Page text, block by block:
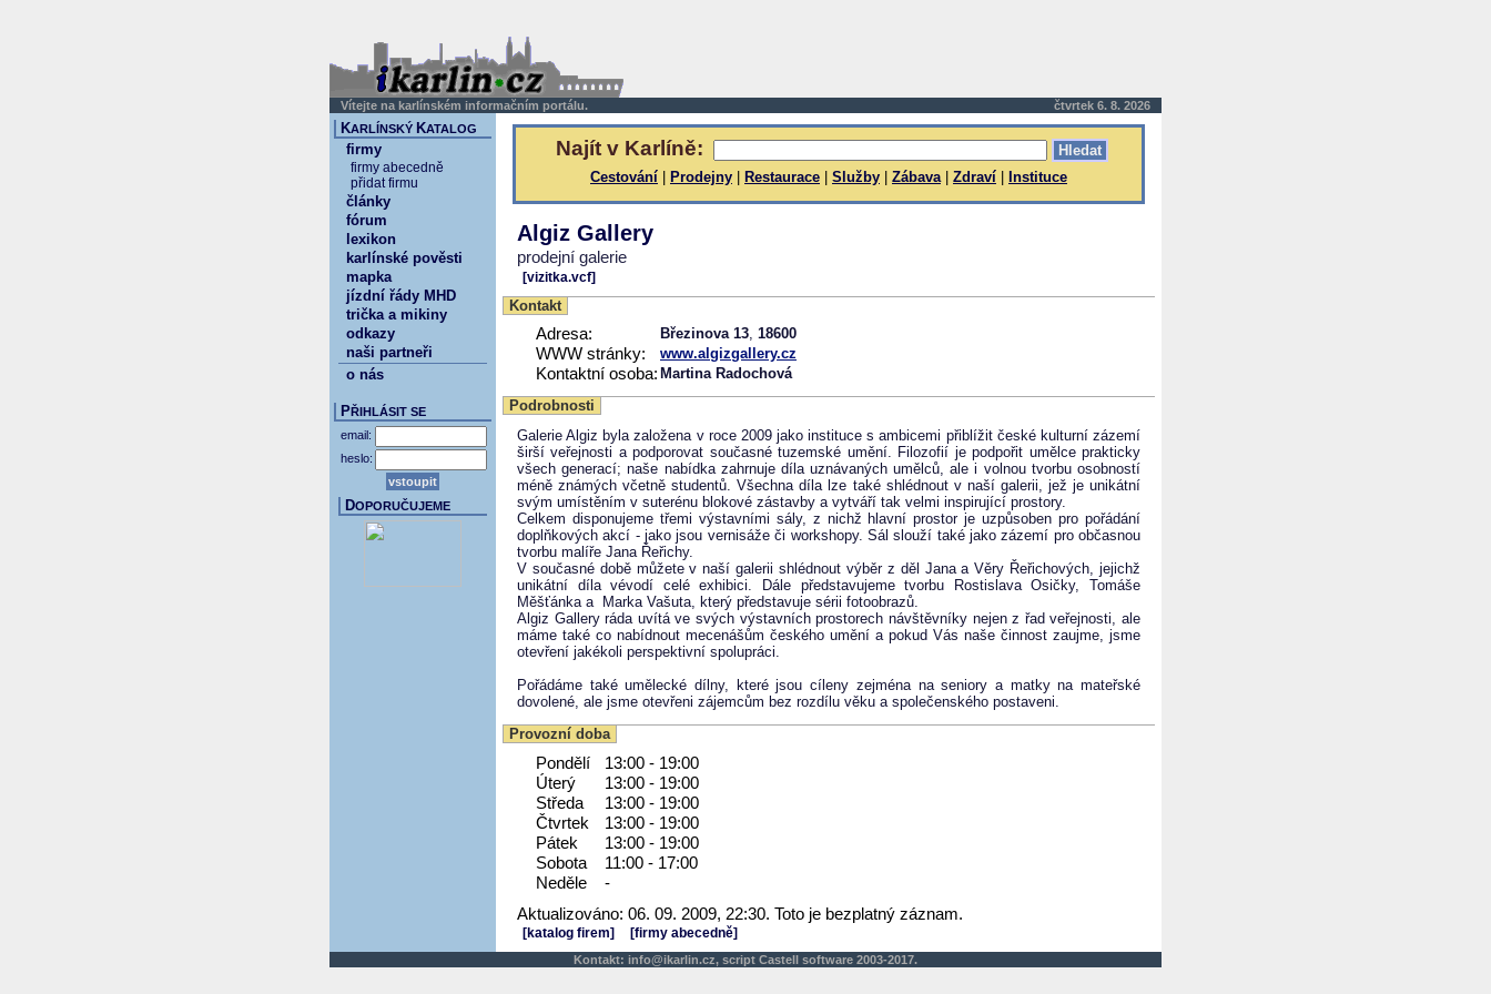
Vítejte na karlínském informačním portálu. čtvrtek 6. 8. 2026
Najít v Karlíně:
Cestování Prodejny Restaurace Služby Zábava| Zdraví Instituce
Algiz Gallery
prodejní galerie
[vizitka.vcf]
Kontakt
Adresa: Březinova 13, 18600
WWW stránky: www.algizgallery.cz
Kontaktní osoba: Martina Radochová
Podrobnosti
Galerie Algiz byla založena v roce 2009 jako instituce s ambicemi přiblížit české kulturní zázemí
širší veřejnosti a podporovat současné tuzemské umění. Filozofií je podpořit umělce prakticky
všech generací; naše nabídka zahrnuje díla uznávaných umělců, ale i volnou tvorbu osobností
méně známých včetně studentů. Všechna díla lze také shlédnout v naší galerii, jež je unikátní
svým umístěním v suterénu blokové zástavby a vytváří tak velmi inspirující prostory.
Celkem disponujeme třemi výstavními sály, z nichž hlavní prostor je uzpůsoben pro pořádání
doplňkových akcí - jako jsou vernisáže či workshopy. Sál slouží také jako zázemí pro občasnou
tvorbu malíře Jana Řeřichy.
V současné době můžete v naší galerii shlédnout výběr z děl Jana a Věry Řeřichových, jejichž
unikátní díla vévodí celé exhibici. Dále představujeme tvorbu Rostislava Osičky, Tomáše
Měšťánka a Marka Vašuta, který představuje sérii fotoobrazů.
Algiz Gallery ráda uvítá ve svých výstavních prostorech návštěvníky nejen z řad veřejnosti, ale
máme také co nabídnout mecenášům českého umění a pokud Vás naše činnost zaujme, jsme
otevření jakékoli perspektivní spolupráci.
Pořádáme také umělecké dílny, které jsou cíleny zejména na seniory a matky na mateřské
dovolené, ale jsme otevřeni zájemcům bez rozdílu věku a společenského postaveni.
Provozní doba
Pondělí
13:00 - 19:00
Úterý
13:00 - 19:00
Středa
13:00 - 19:00
Čtvrtek
13:00 - 19:00
Pátek
13:00 - 19:00
Sobota
11:00 - 17:00
Neděle
-
Aktualizováno: 06. 09. 2009, 22:30. Toto je bezplatný záznam.
[katalog firem] [firmy abecedně]
KARLÍNSKÝ KATALOG
firmy
firmy abecedně
přidat firmu
články
fórum
lexikon
karlínské pověsti
mapka
jízdní řády MHD
trička a mikiny
odkazy
naši partneři
o nás
PŘIHLÁSIT SE
email:
heslo:
DOPORUČUJEME
Kontakt: info@ikarlin.cz, script Castell software 2003-2017.